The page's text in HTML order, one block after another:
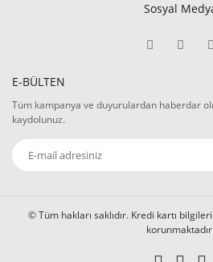
Sosyal
E-BÜLTEN
Tüm kampanya ve duyurulardan haberdar
kaydolunuz.
© Tüm hakları saklıdır. Kredi kartı